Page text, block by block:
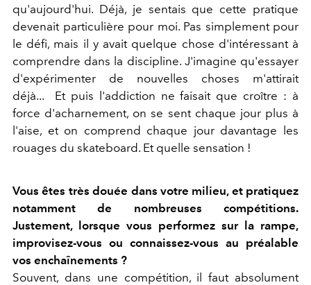
qu'aujourd'hui. Déjà, je sentais que cette pratique
devenait particulière pour moi. Pas simplement pour
le défi, mais il y avait quelque chose d'intéressant à
comprendre dans la discipline. J'imagine qu'essayer
d'expérimenter de nouvelles choses m'attirait
déjà... Et puis l'addiction ne faisait que croître : à
force d'acharnement, on se sent chaque jour plus à
l'aise, et on comprend chaque jour davantage les
rouages du skateboard. Et quelle sensation !
Vous êtes très douée dans votre milieu, et pratiquez
notamment de nombreuses compétitions.
Justement, lorsque vous performez sur la rampe,
improvisez-vous ou connaissez-vous au préalable
vos enchaînements ?
Souvent, dans une compétition, il faut absolument